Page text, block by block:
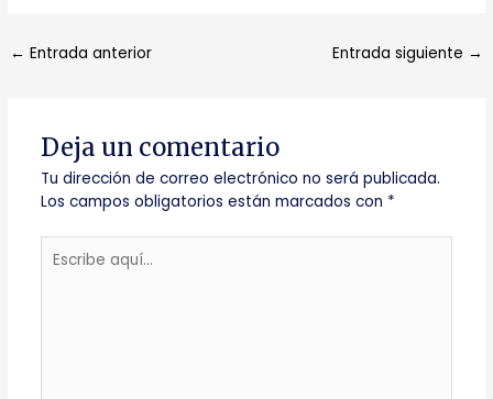
← Entrada anterior Entrada siguiente →
Deja un comentario
Tu dirección de correo electrónico no será publicada.
Los campos obligatorios están marcados con *
aquí...